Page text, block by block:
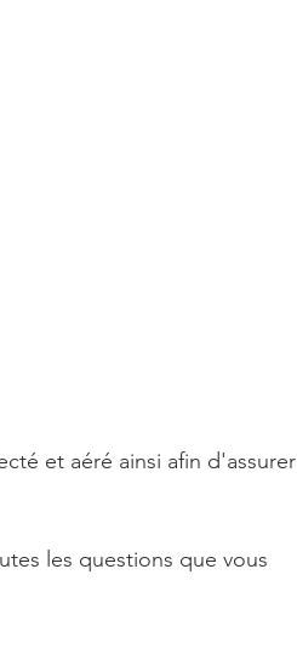
et aéré ainsi afin d'assurer
les questions que vous